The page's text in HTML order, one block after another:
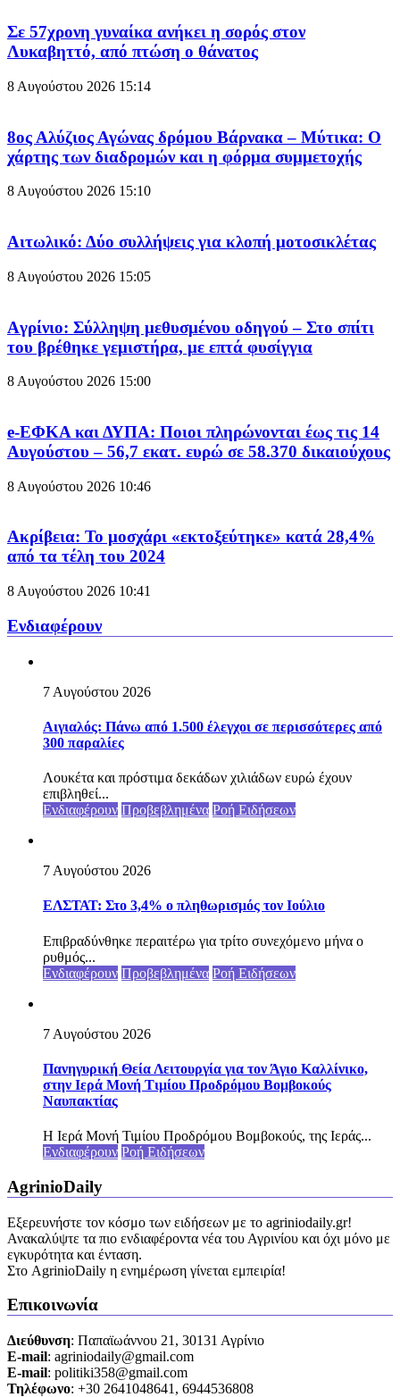
Σε 57χρονη γυναίκα ανήκει η σορός στον
Λυκαβηττό, από πτώση ο θάνατος
8 Αυγούστου 2026 15:14
8ος Αλύζιος Αγώνας δρόμου Βάρνακα – Μύτικα: Ο
χάρτης των διαδρομών και η φόρμα συμμετοχής
8 Αυγούστου 2026 15:10
Aιτωλικό: Δύο συλλήψεις για κλοπή μοτοσικλέτας
8 Αυγούστου 2026 15:05
Aγρίνιο: Σύλληψη μεθυσμένου οδηγού – Στο σπίτι
του βρέθηκε γεμιστήρα, με επτά φυσίγγια
8 Αυγούστου 2026 15:00
e-ΕΦΚΑ και ΔΥΠΑ: Ποιοι πληρώνονται έως τις 14
Αυγούστου – 56,7 εκατ. ευρώ σε 58.370 δικαιούχους
8 Αυγούστου 2026 10:46
Ακρίβεια: Το μοσχάρι «εκτοξεύτηκε» κατά 28,4%
από τα τέλη του 2024
8 Αυγούστου 2026 10:41
Ενδιαφέρουν
7 Αυγούστου 2026
Αιγιαλός: Πάνω από 1.500 έλεγχοι σε περισσότερες από
300 παραλίες
Λουκέτα και πρόστιμα δεκάδων χιλιάδων ευρώ έχουν
επιβληθεί...
Ενδιαφέρουν Προβεβλημένα Ροή Ειδήσεων
7 Αυγούστου 2026
ΕΛΣΤΑΤ: Στο 3,4% ο πληθωρισμός τον Ιούλιο
Επιβραδύνθηκε περαιτέρω για τρίτο συνεχόμενο μήνα ο
ρυθμός...
Ενδιαφέρουν Προβεβλημένα Ροή Ειδήσεων
7 Αυγούστου 2026
Πανηγυρική Θεία Λειτουργία για τον Άγιο Καλλίνικο,
στην Ιερά Μονή Τιμίου Προδρόμου Βομβοκούς
Ναυπακτίας
Η Ιερά Μονή Τιμίου Προδρόμου Βομβοκούς, της Ιεράς...
Ενδιαφέρουν Ροή Ειδήσεων
AgrinioDaily
Εξερευνήστε τον κόσμο των ειδήσεων με το agriniodaily.gr!
Ανακαλύψτε τα πιο ενδιαφέροντα νέα του Αγρινίου και όχι μόνο με
εγκυρότητα και ένταση.
Στο AgrinioDaily η ενημέρωση γίνεται εμπειρία!
Επικοινωνία
Διεύθυνση: Παπαϊωάννου 21, 30131 Αγρίνιο
Ε-mail: agriniodaily@gmail.com
Ε-mail: politiki358@gmail.com
Τηλέφωνο: +30 2641048641, 6944536808